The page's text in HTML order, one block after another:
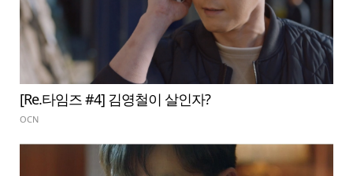
[Re.타임즈 #4] 김영철이 살인자?
OCN